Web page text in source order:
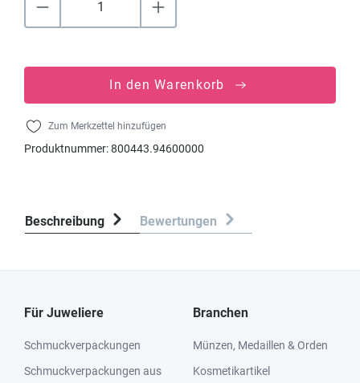
In den Warenkorb
Zum Merkzettel hinzufügen
Produktnummer:800443.94600000
Beschreibung Bewertungen
Für Juweliere
Schmuckverpackungen
Schmuckverpackungen aus
Branchen
Münzen, Medaillen & Orden
Kosmetikartikel